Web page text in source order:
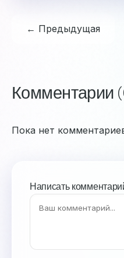
← Предыдущая
Комментарии
Пока нет
Написать